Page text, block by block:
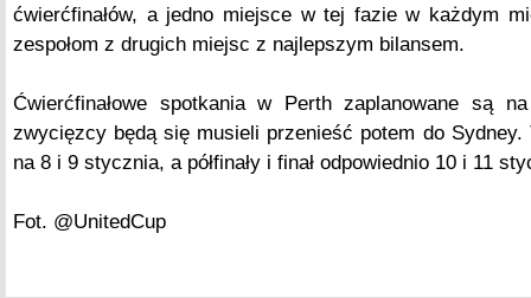
ćwierćfinałów, a jedno miejsce w tej fazie w każdym
zespołom z drugich miejsc z najlepszym bilansem.
Ćwierćfinałowe spotkania w Perth zaplanowane są
zwycięzcy będą się musieli przenieść potem do Sydney.
na 8 i 9 stycznia, a półfinały i finał odpowiednio 10 i 11
Fot. @UnitedCup